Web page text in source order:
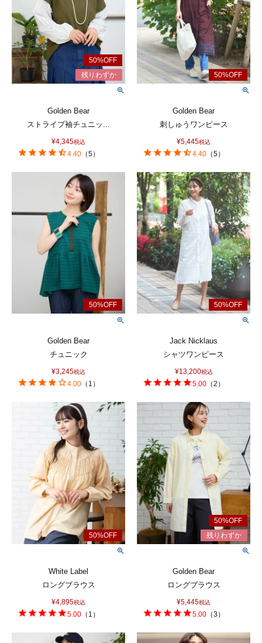
Golden Bear
ストライプ袖チュニッ...
¥4,345税込
4.40 （5）
Golden Bear
刺しゅうワンピース
¥5,445税込
4.40 （5）
Golden Bear
チュニック
¥3,245税込
4.00 （ 1 ）
Jack Nicklaus
シャツワンピース
¥13,200税込
5.00 （2 ）
White Label
ロングブラウス
¥4,895税込
5.00 （ 1 ）
Golden Bear
ロングブラウス
¥5,445税込
5.00 （3 ）